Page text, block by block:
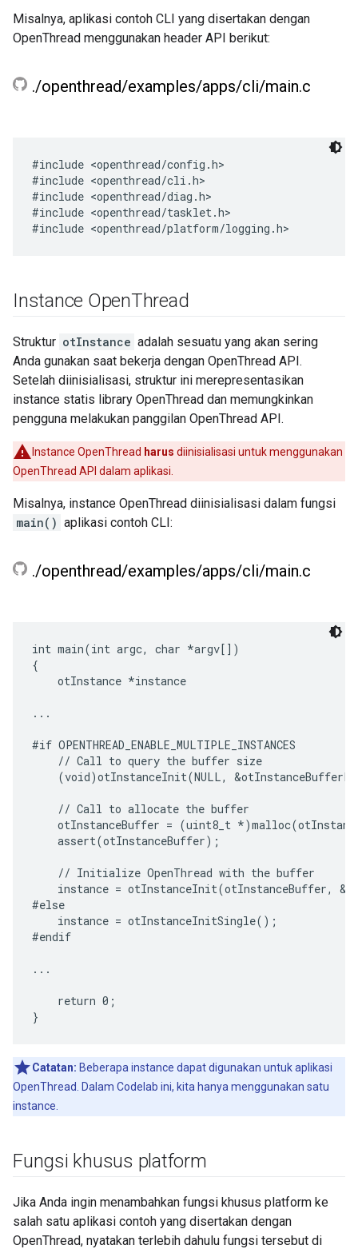
Misalnya, aplikasi contoh CLI yang disertakan dengan
OpenThread menggunakan header API berikut:
./openthread/examples/apps/cli/main.c
#include <openthread/config.h>
#include <openthread/cli.h>
#include <openthread/diag.h>
#include <openthread/tasklet.h>
Instance OpenThread
Struktur otInstance adalah sesuatu yang akan sering
Anda gunakan saat bekerja dengan OpenThread API.
Setelah diinisialisasi, struktur ini merepresentasikan
instance statis library OpenThread dan memungkinkan
pengguna melakukan panggilan OpenThread API.
Instance OpenThread harus diinisialisasi untuk menggunakan
OpenThread API dalam aplikasi.
Misalnya, instance OpenThread diinisialisasi dalam fungsi
main() aplikasi contoh CLI:
./openthread/examples/apps/cli/main.c
int main(int argc, char *argv[])
{
    otInstance *instance
...
#if OPENTHREAD_ENABLE_MULTIPLE_INSTANCES
    // Call to query the buffer size
(void)otInstanceInit(NULL,
    // Call to allocate the buffer
otInstanceBuffer = (uint8_t
    assert(otInstanceBuffer);
    // Initialize OpenThread with the buffer
instance = otInstanceInit(otInstanceBuffer,
#else
    instance = otInstanceInitSingle();
#endif
...
    return 0;
Catatan: Beberapa instance dapat digunakan untuk aplikasi
OpenThread. Dalam Codelab ini, kita hanya menggunakan satu
instance.
Fungsi khusus platform
Jika Anda ingin menambahkan fungsi khusus platform ke
salah satu aplikasi contoh yang disertakan dengan
OpenThread, nyatakan terlebih dahulu fungsi tersebut di